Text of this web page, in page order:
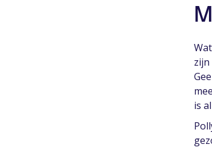
is